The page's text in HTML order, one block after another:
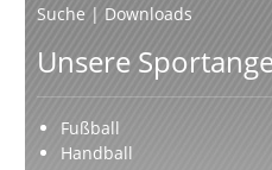
Suche | Downloads
Unsere
Fußball
Handball